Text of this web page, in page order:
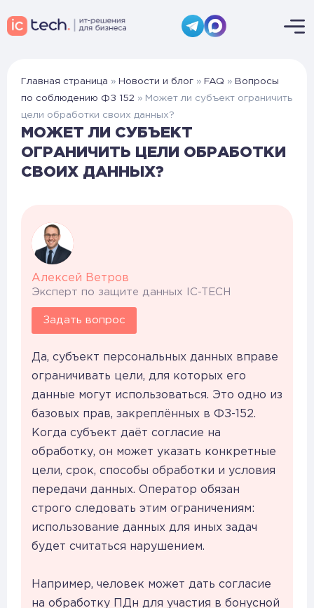
Главная страница » Новости и блог » FAQ » Вопросы
по соблюдению ФЗ 152 » Может ли субъект ограничить
цели обработки своих данных?
МОЖЕТ ЛИ СУБЪЕКТ
ОГРАНИЧИТЬ ЦЕЛИ ОБРАБОТКИ
СВОИХ ДАННЫХ?
Алексей Ветров
Эксперт по защите данных IC-TECH
Задать вопрос
Да, субъект персональных данных вправе
ограничивать цели, для которых его
данные могут использоваться. Это одно из
базовых прав, закреплённых в ФЗ-152.
Когда субъект даёт согласие на
обработку, он может указать конкретные
цели, срок, способы обработки и условия
передачи данных. Оператор обязан
строго следовать этим ограничениям:
использование данных для иных задач
будет считаться нарушением.
Например, человек может дать согласие
на обработку ПДн для участия в бонусной